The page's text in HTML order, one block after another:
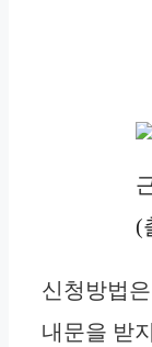
(
신청방법
내문을 받